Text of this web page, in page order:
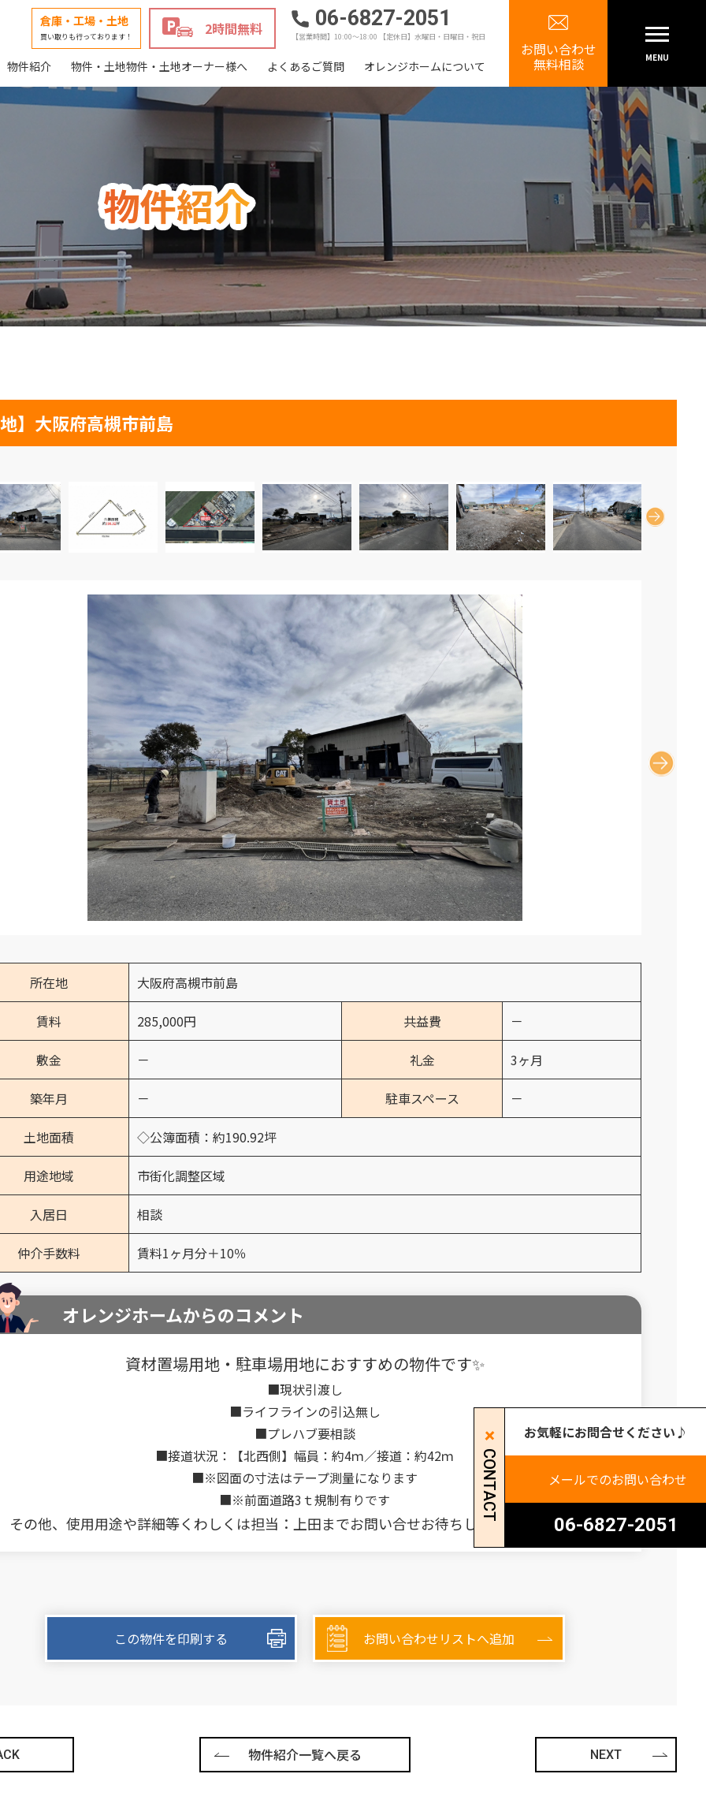
倉庫・工場・土地
買い取りも行っております！ 2時間無料 06-6827-2051
【営業時間】10:00～18:00 【定休日】水曜日・日曜日・祝日
物件紹介 物件・土地物件・土地オーナー様へ よくあるご質問 オレンジホームについて
お問い合わせ
無料相談 MENU
】大阪府高槻市前島
所在地 大阪府高槻市前島
賃料 285,000円 共益費 －
敷金 － 礼金 3ヶ月
築年月 － 駐車スペース －
土地面積 ◇公簿面積：約190.92坪
用途地域 市街化調整区域
入居日 相談
仲介手数料 賃料1ヶ月分＋10％
オレンジホームからのコメント
資材置場用地・駐車場用地におすすめの物件です✨
■現状引渡し
■ライフラインの引込無し
■プレハブ要相談
■接道状況：【北西側】幅員：約4ｍ／接道：約42ｍ
■※図面の寸法はテープ測量になります
■※前面道路3ｔ規制有りです
その他、使用用途や詳細等くわしくは担当：上田までお問い合せお待ちしております(^_-)-☆
この物件を印刷する お問い合わせリストへ追加
物件紹介一覧へ戻る NEXT
CONTACT
お気軽にお問合せください♪
メールでのお問い合わせ
06-6827-2051